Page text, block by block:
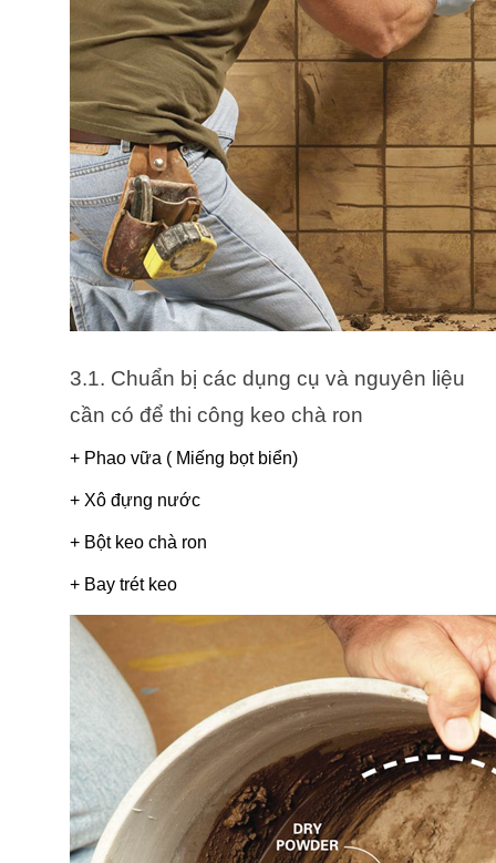
3.1. Chuẩn bị các dụng cụ và nguyên liệu
cần có để thi công keo chà ron
+ Phao vữa ( Miếng bọt biển)
+ Xô đựng nước
+ Bột keo chà ron
+ Bay trét keo